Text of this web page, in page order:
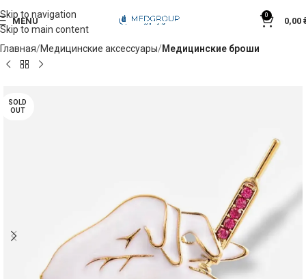
Skip to navigation
Skip to main content
MENU
0
0,00
Главная Медицинские аксессуары Медицинские броши
SOLD
OUT